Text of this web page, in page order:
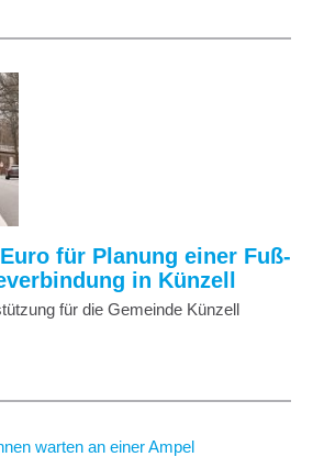
für Planung einer Fuß-
in Künzell
für die Gemeinde Künzell